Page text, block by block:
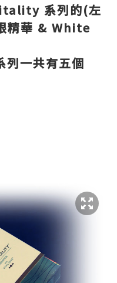
系列的(左
精華 & White
一共有五個